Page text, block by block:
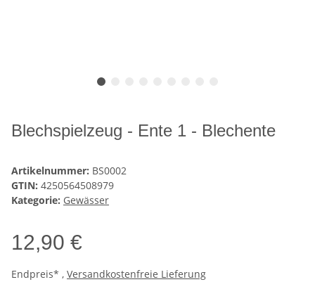
Blechspielzeug - Ente 1 - Blechente
Artikelnummer: BS0002
GTIN: 4250564508979
Kategorie: Gewässer
12,90 €
Endpreis* , Versandkostenfreie Lieferung